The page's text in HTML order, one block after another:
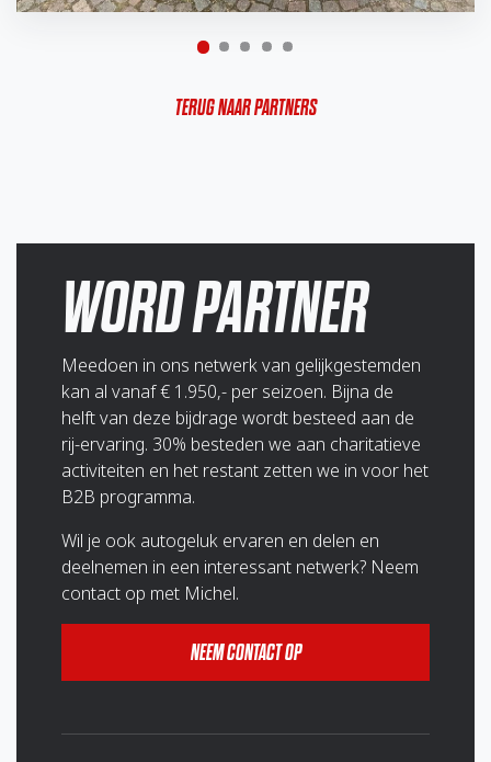
TERUG NAAR PARTNERS
WORD PARTNER
Meedoen in ons netwerk van gelijkgestemden
kan al vanaf € 1.950,- per seizoen. Bijna de
helft van deze bijdrage wordt besteed aan de
rij-ervaring. 30% besteden we aan charitatieve
activiteiten en het restant zetten we in voor het
B2B programma.
Wil je ook autogeluk ervaren en delen en
deelnemen in een interessant netwerk? Neem
contact op met Michel.
NEEM CONTACT OP